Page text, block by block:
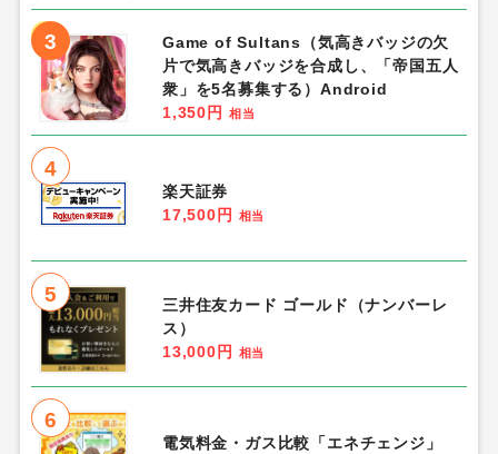
3
Game of Sultans（気高きバッジの欠
片で気高きバッジを合成し、「帝国五人
衆」を5名募集する）Android
1,350円
相当
4
楽天証券
17,500円
相当
5
三井住友カード ゴールド（ナンバーレ
ス）
13,000円
相当
6
電気料金・ガス比較「エネチェンジ」